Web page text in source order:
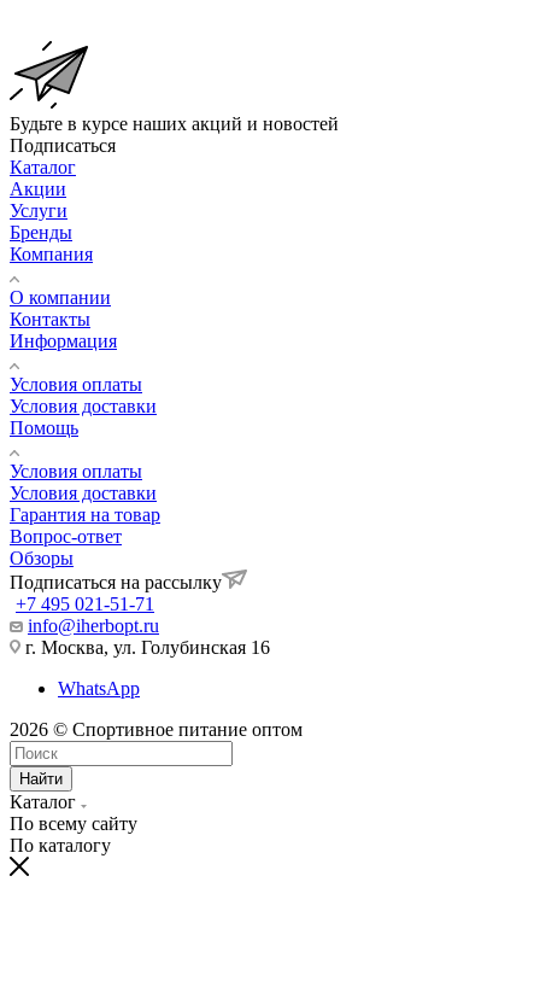
Будьте в курсе наших акций и новостей
Подписаться
Каталог
Акции
Услуги
Бренды
Компания
О компании
Контакты
Информация
Условия оплаты
Условия доставки
Помощь
Условия оплаты
Условия доставки
Гарантия на товар
Вопрос-ответ
Обзоры
Подписаться на рассылку
+7 495 021-51-71
info@iherbopt.ru
г. Москва, ул. Голубинская 16
WhatsApp
2026 © Спортивное питание оптом
Найти
Каталог
По всему сайту
По каталогу